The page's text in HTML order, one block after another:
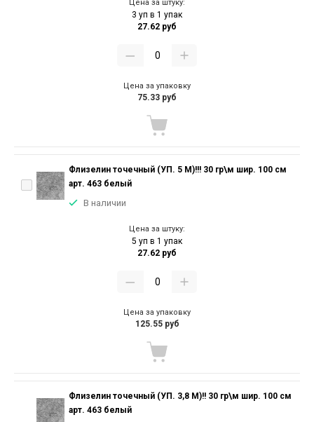
Цена за штуку:
3 уп в 1 упак
27.62 руб
Цена за упаковку
75.33 руб
Флизелин точечный (УП. 5 М)!!! 30 гр\м шир. 100 см
арт. 463 белый
В наличии
Цена за штуку:
5 уп в 1 упак
27.62 руб
Цена за упаковку
125.55 руб
Флизелин точечный (УП. 3,8 М)!! 30 гр\м шир. 100 см
арт. 463 белый